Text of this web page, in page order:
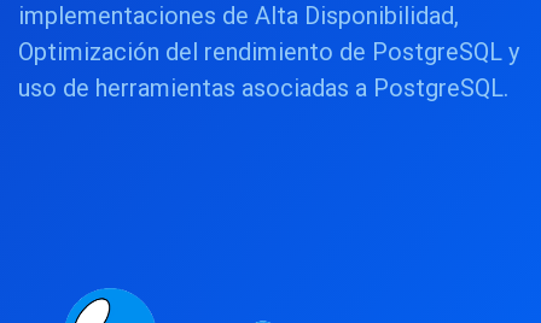
implementaciones de Alta Disponibilidad,
Optimización del rendimiento de PostgreSQL y
uso de herramientas asociadas a PostgreSQL.